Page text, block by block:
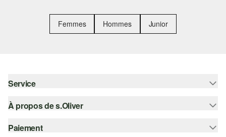
Femmes Hommes Junior
Service
Aide - FAQ
Guide des tailles
À propos de s.Oliver
S'abonner à la Newsletter
Paiement